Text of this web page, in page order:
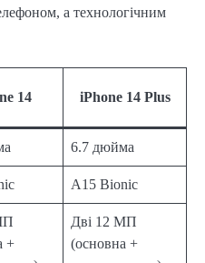
а технологічним
14 iPhone 14 Plus
6.7 дюйма
A15 Bionic
+
Дві 12 МП
(основна +